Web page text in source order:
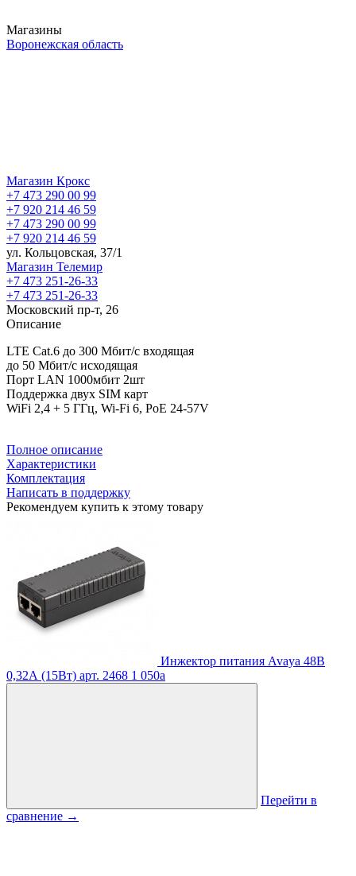
Магазины
Воронежская область
Магазин Крокс
+7 473 290 00 99
+7 920 214 46 59
+7 473 290 00 99
+7 920 214 46 59
ул. Кольцовская, 37/1
Магазин Телемир
+7 473 251-26-33
+7 473 251-26-33
Московский пр-т, 26
Описание
LTE Cat.6 до 300 Мбит/c входящая
до 50 Мбит/с исходящая
Порт LAN 1000мбит 2шт
Поддержка двух SIM карт
WiFi 2,4 + 5 ГГц, Wi-Fi 6, PoE 24-57V
Полное описание
Характеристики
Комплектация
Написать в поддержку
Рекомендуем купить к этому товару
Инжектор питания Avaya 48В
0,32А (15Вт) арт. 2468 1 050a
Перейти в
сравнение →